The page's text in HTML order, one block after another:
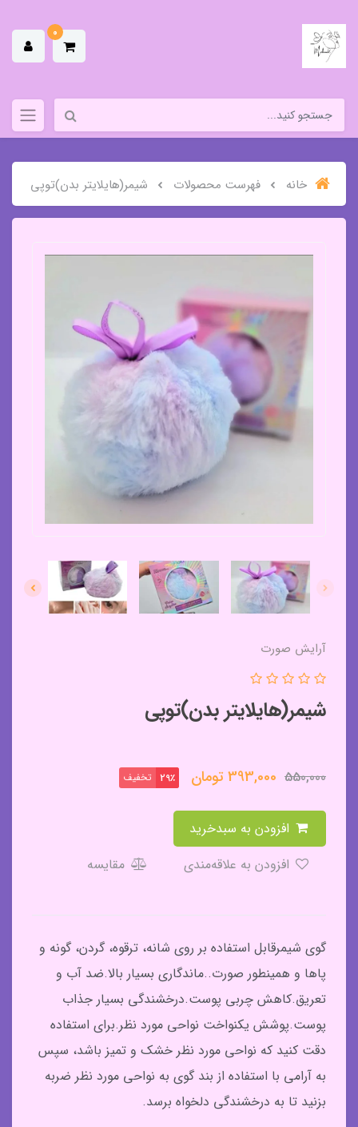
0
خانه فهرست محصولات شیمر(هایلایتر بدن)توپی
آرایش صورت
شیمر(هایلایتر بدن)توپی
550,000
393,000تومان 29٪ تخفیف
مقایسه
گوی شیمرقابل استفاده بر روی شانه، ترقوه، گردن، گونه و
پاها و همینطور صورت..ماندگاری بسیار بالا.ضد آب و
تعریق.کاهش چربی پوست.درخشندگی بسیار جذاب
پوست.پوشش یکنواخت نواحی مورد نظر.برای استفاده
دقت کنید که نواحی مورد نظر خشک و تمیز باشد، سپس
به آرامی با استفاده از بند گوی به نواحی مورد نظر ضربه
بزنید تا به درخشندگی دلخواه برسد.